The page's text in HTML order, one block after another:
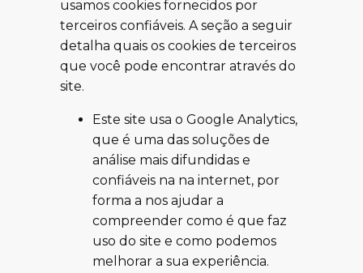
usamos cookies fornecidos por
terceiros confiáveis. A seção a seguir
detalha quais os cookies de terceiros
que você pode encontrar através do
site.
Este site usa o Google Analytics,
que é uma das soluções de
análise mais difundidas e
confiáveis na na internet, por
forma a nos ajudar a
compreender como é que faz
uso do site e como podemos
melhorar a sua experiência.